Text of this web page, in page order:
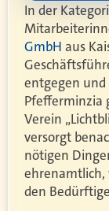
In der
GmbH aus
entgegen
Pfefferminzia
Verein
versorgt
nötigen
ehrenamtlich,
den